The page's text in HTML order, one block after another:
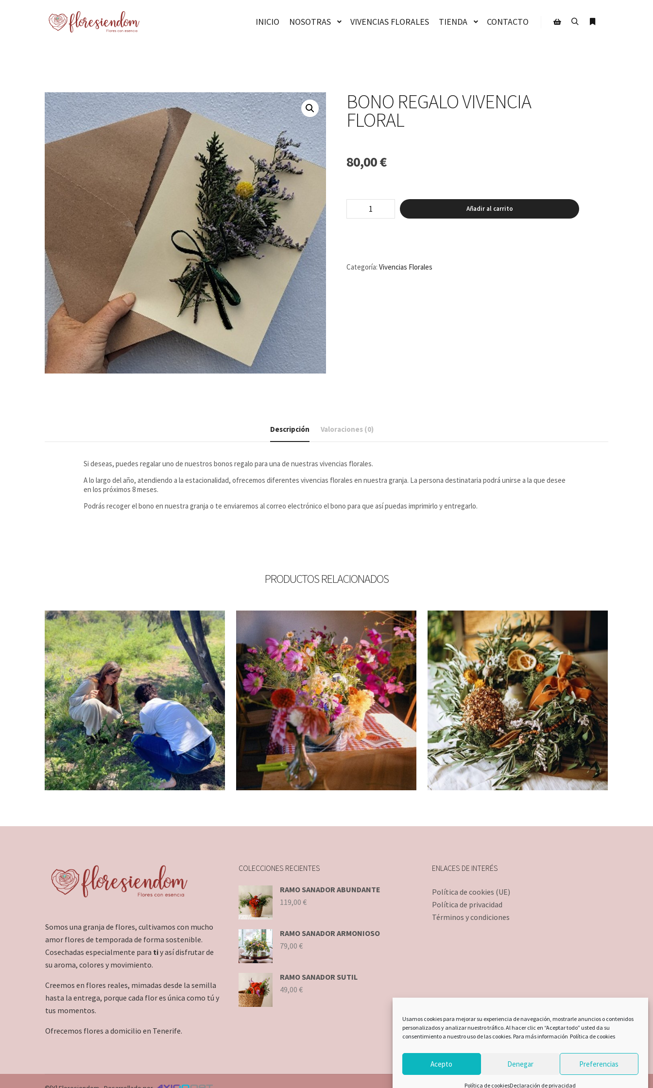
Usamos cookies para mejorar su experiencia de navegación, mostrarle anuncios o contenidos
personalizados y analizar nuestro tráfico. Al hacer clic en “Aceptar todo” usted da su
consentimiento a nuestro uso de las cookies. Para más información Política de cookies
Acepto Denegar Preferencias
Política de cookiesDeclaración de privacidad
INICIO NOSOTRAS VIVENCIAS FLORALES TIENDA CONTACTO
BONO REGALO VIVENCIA
FLORAL
80,00€
Vivencia
Añadir al carrito
Categoría:Vivencias Florales
Descripción Valoraciones (0)
Si deseas, puedes regalar uno de nuestros bonos regalo para una de nuestras vivencias florales.
A lo largo del año, atendiendo a la estacionalidad, ofrecemos diferentes vivencias florales en nuestra granja. La persona destinataria podrá unirse a la que desee
en los próximos 8 meses.
Podrás recoger el bono en nuestra granja o te enviaremos al correo electrónico el bono para que así puedas imprimirlo y entregarlo.
PRODUCTOS RELACIONADOS
90,00€ 80,00€ 80,00€
Somos una granja de flores, cultivamos con mucho
amor flores de temporada de forma sostenible.
Cosechadas especialmente para tiy así disfrutar de
su aroma, colores y movimiento.
Creemos en flores reales, mimadas desde la semilla
hasta la entrega, porque cada flor es única como tú y
tus momentos.
Ofrecemos flores a domicilio en Tenerife.
COLECCIONES RECIENTES
RAMO SANADOR ABUNDANTE
119,00 €
RAMO SANADOR ARMONIOSO
79,00 €
RAMO SANADOR SUTIL
49,00 €
ENLACES DE INTERÉS
Política de cookies (UE)
Política de privacidad
Términos y condiciones